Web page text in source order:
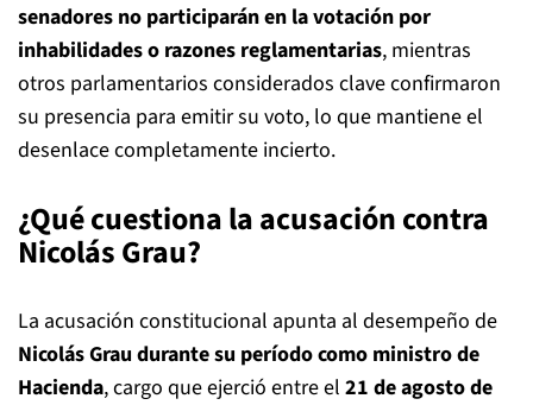
senadores no participarán en la votación por
inhabilidades o razones reglamentarias, mientras
otros parlamentarios considerados clave confirmaron
su presencia para emitir su voto, lo que mantiene el
desenlace completamente incierto.
¿Qué cuestiona la acusación contra
Nicolás Grau?
La acusación constitucional apunta al desempeño de
Nicolás Grau durante su período como ministro de
Hacienda, cargo que ejerció entre el 21 de agosto de